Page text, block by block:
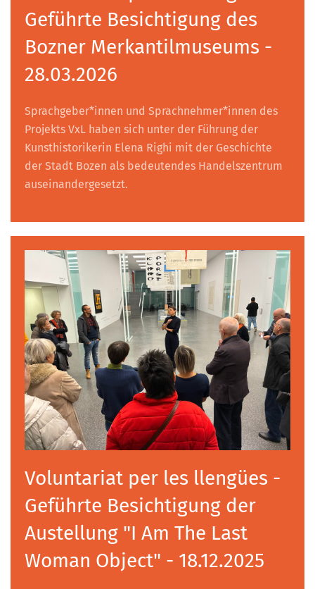
Geführte Besichtigung des
Bozner Merkantilmuseums -
28.03.2026
Sprachgeber*innen und Sprachnehmer*innen des
Projekts VxL haben sich unter der Führung der
Kunsthistorikerin Elena Righi mit der Geschichte
der Stadt Bozen als bedeutendes Handelszentrum
auseinandergesetzt.
Voluntariat per les llengües -
Geführte Besichtigung der
Austellung "I Am The Last
Woman Object" - 18.12.2025